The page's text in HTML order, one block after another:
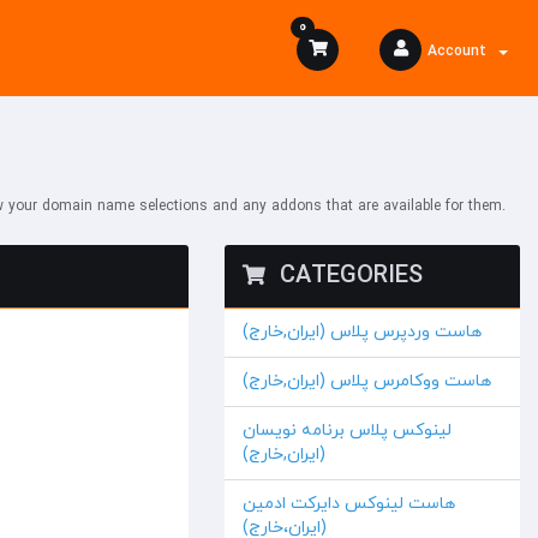
0
Account
your domain name selections and any addons that are available for them.
CATEGORIES
هاست وردپرس پلاس (ایران,خارج)
هاست ووکامرس پلاس (ایران,خارج)
لینوکس پلاس برنامه نویسان
(ایران,خارج)
هاست لینوکس دایرکت ادمین
(ایران،خارج)